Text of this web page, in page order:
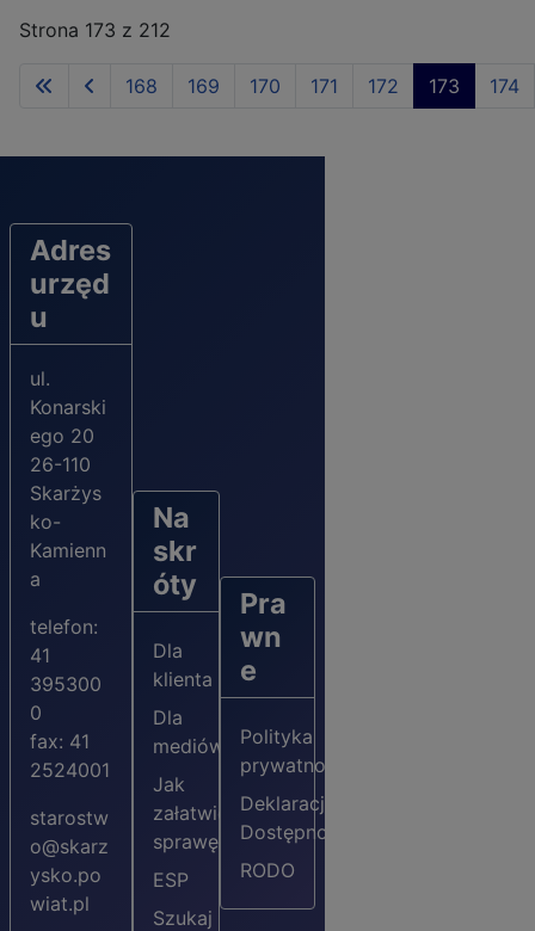
Strona 173 z 212
168 169 170 171 172 173 174
Adres
urzęd
u
ul.
Konarski
ego 20
26-110
Skarżys
ko-
Kamienn
a
telefon:
41
395300
0
fax: 41
2524001
starostw
o@skarz
ysko.po
wiat.pl
Na
skr
óty
Dla
klienta
Dla
mediów
Jak
załatwić
sprawę?
ESP
Szukaj
Pra
wn
e
Polityka
prywatności
Deklaracja
Dostępności
RODO